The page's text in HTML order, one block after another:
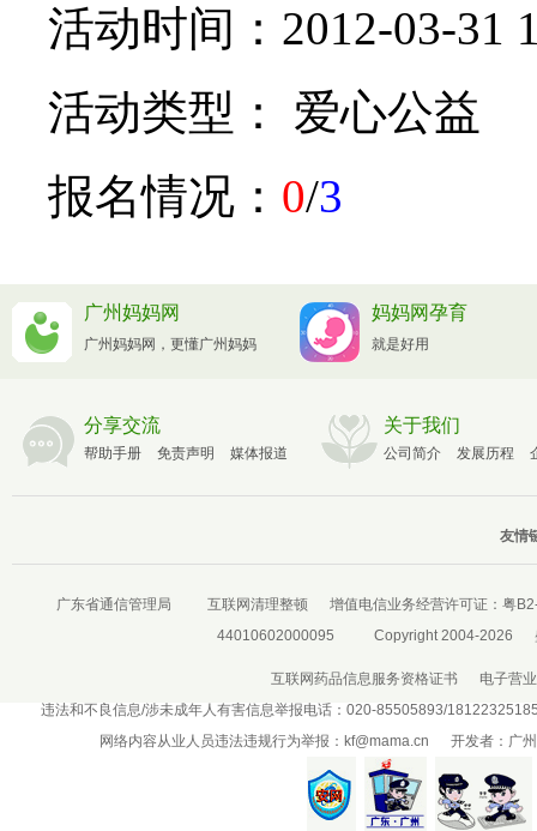
活动时间：2012-03-31
活动类型： 爱心公益
报名情况： 0/3
广州妈妈网
广州妈妈网，更懂广州妈妈
妈妈网孕育
就是好用
分享交流
帮助手册 免责声明 媒体报道
关于我们
公司简介 发展历程
友情
广东省通信管理局 互联网清理整顿 增值电信业务经营许可证： 粤
44010602000095
Copyright 2004-2026
互联网药品信息服务资格证书
电子营
违法和不良信息/涉未成年人有害信息举报电话：020-85505893/
网络内容从业人员违法违规行为举报： kf@mama.cn 开发者：广